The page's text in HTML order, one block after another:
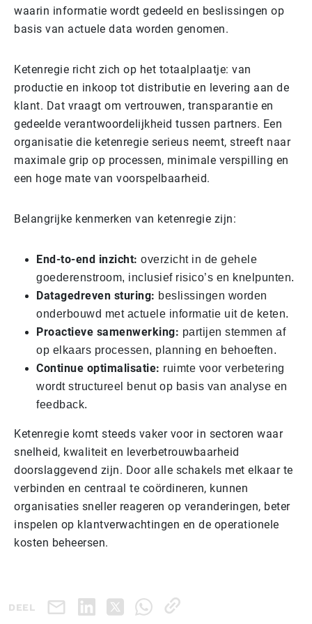
waarin informatie wordt gedeeld en beslissingen op
basis van actuele data worden genomen.
Ketenregie richt zich op het totaalplaatje: van
productie en inkoop tot distributie en levering aan de
klant. Dat vraagt om vertrouwen, transparantie en
gedeelde verantwoordelijkheid tussen partners. Een
organisatie die ketenregie serieus neemt, streeft naar
maximale grip op processen, minimale verspilling en
een hoge mate van voorspelbaarheid.
Belangrijke kenmerken van ketenregie zijn:
End-to-end inzicht: overzicht in de gehele
goederenstroom, inclusief risico’s en knelpunten.
Datagedreven sturing: beslissingen worden
onderbouwd met actuele informatie uit de keten.
Proactieve samenwerking: partijen stemmen af
op elkaars processen, planning en behoeften.
Continue optimalisatie: ruimte voor verbetering
wordt structureel benut op basis van analyse en
feedback.
Ketenregie komt steeds vaker voor in sectoren waar
snelheid, kwaliteit en leverbetrouwbaarheid
doorslaggevend zijn. Door alle schakels met elkaar te
verbinden en centraal te coördineren, kunnen
organisaties sneller reageren op veranderingen, beter
inspelen op klantverwachtingen en de operationele
kosten beheersen.
DEEL